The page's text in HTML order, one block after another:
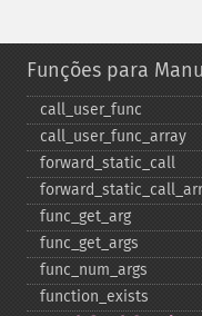
Funções para
call_​user_​func
call_​user_​func_​array
forward_​static_​call
func_​get_​arg
func_​get_​args
func_​num_​args
function_​exists